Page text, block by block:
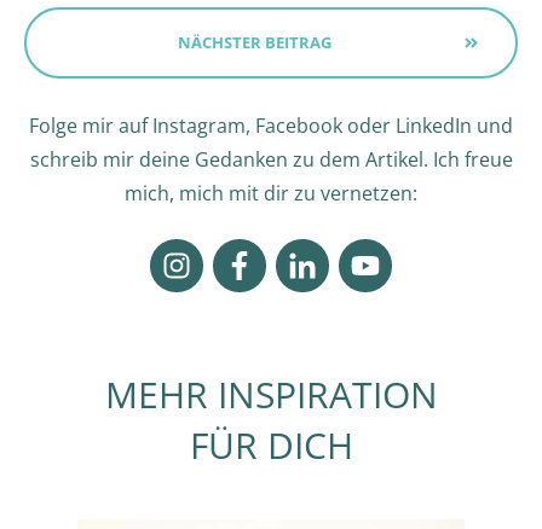
NÄCHSTER BEITRAG
Folge mir auf Instagram, Facebook oder LinkedIn und
schreib mir deine Gedanken zu dem Artikel. Ich freue
mich, mich mit dir zu vernetzen:
MEHR INSPIRATION
FÜR DICH